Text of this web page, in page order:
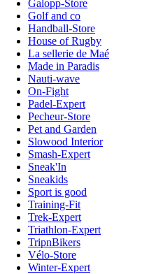
Galopp-Store
Golf and co
Handball-Store
House of Rugby
La sellerie de Maé
Made in Paradis
Nauti-wave
On-Fight
Padel-Expert
Pecheur-Store
Pet and Garden
Slowood Interior
Smash-Expert
Sneak'In
Sneakids
Sport is good
Training-Fit
Trek-Expert
Triathlon-Expert
TripnBikers
Vélo-Store
Winter-Expert